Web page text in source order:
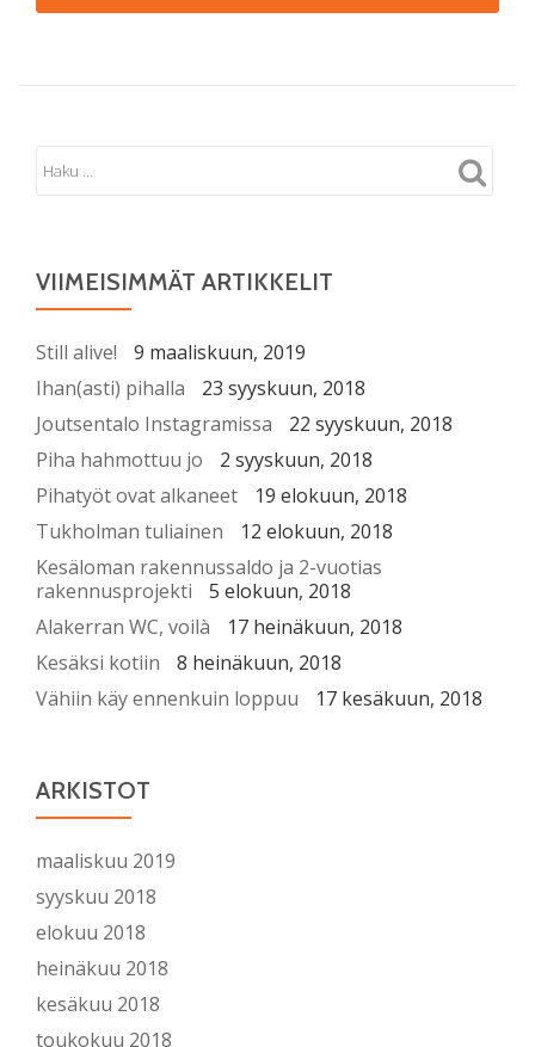
VIIMEISIMMÄT ARTIKKELIT
Still alive!
9 maaliskuun, 2019
Ihan(asti) pihalla
23 syyskuun, 2018
Joutsentalo Instagramissa
22 syyskuun, 2018
Piha hahmottuu jo
2 syyskuun, 2018
Pihatyöt ovat alkaneet
19 elokuun, 2018
Tukholman tuliainen
12 elokuun, 2018
Kesäloman rakennussaldo ja 2-vuotias
rakennusprojekti
5 elokuun, 2018
Alakerran WC, voilà
17 heinäkuun, 2018
Kesäksi kotiin
8 heinäkuun, 2018
Vähiin käy ennenkuin loppuu
17 kesäkuun, 2018
ARKISTOT
maaliskuu 2019
syyskuu 2018
elokuu 2018
heinäkuu 2018
kesäkuu 2018
toukokuu 2018